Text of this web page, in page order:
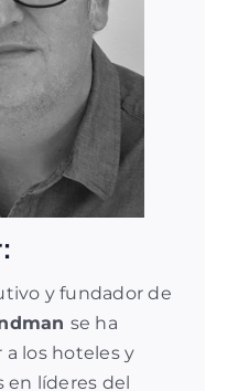
y fundador de
se ha
los hoteles y
en líderes del